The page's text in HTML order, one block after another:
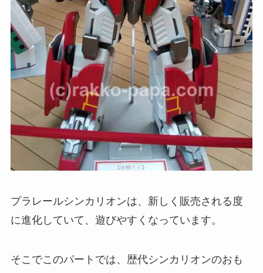
プラレールシンカリオンは、新しく販売される度
に進化していて、遊びやすくなっています。
そこでこのパートでは、歴代シンカリオンのおも